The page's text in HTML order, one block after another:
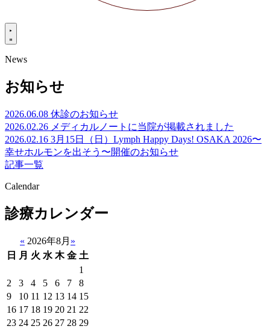
News
お知らせ
2026.06.08 休診のお知らせ
2026.02.26 メディカルノートに当院が掲載されました
2026.02.16 3月15日（日）Lymph Happy Days! OSAKA 2026〜
幸せホルモンを出そう〜開催のお知らせ
記事一覧
Calendar
診療カレンダー
« 2026年8月 »
日
月 火 水 木 金 土
1
2
3 4 5 6 7
8
9
10 11 12 13 14 15
16 17 18 19 20 21 22
23 24 25 26 27 28 29